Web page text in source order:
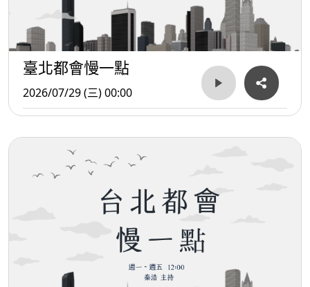
臺北都會慢一點
2026/07/29 (三) 00:00